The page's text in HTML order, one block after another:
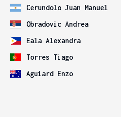
Cerundolo Juan Manuel
Obradovic Andrea
Eala Alexandra
Torres Tiago
Aguiard Enzo